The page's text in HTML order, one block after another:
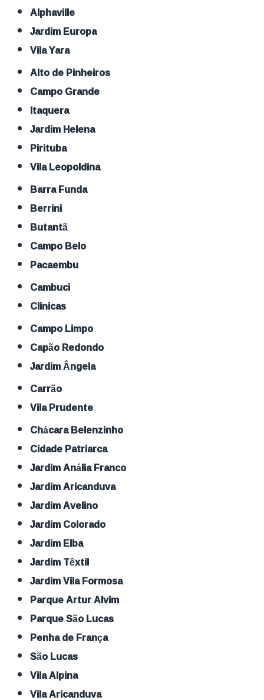
Alphaville
Jardim Europa
Vila Yara
Alto de Pinheiros
Campo Grande
Itaquera
Jardim Helena
Pirituba
Vila Leopoldina
Barra Funda
Berrini
Butantã
Campo Belo
Pacaembu
Cambuci
Clinicas
Campo Limpo
Capão Redondo
Jardim Ângela
Carrão
Vila Prudente
Chácara Belenzinho
Cidade Patriarca
Jardim Anália Franco
Jardim Aricanduva
Jardim Avelino
Jardim Colorado
Jardim Elba
Jardim Têxtil
Jardim Vila Formosa
Parque Artur Alvim
Parque São Lucas
Penha de França
São Lucas
Vila Alpina
Vila Aricanduva